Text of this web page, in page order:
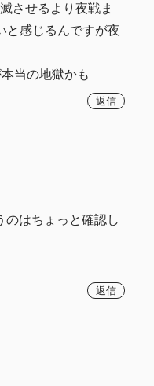
させるより夜戦ま
と感じるんですが夜
当の地獄かも
返信
のはちょっと確認し
返信